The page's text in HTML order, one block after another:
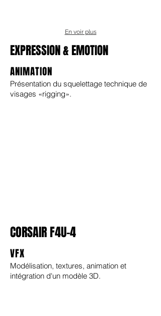
En voir plus
EXPRESSION & EMOTION
ANIMATION
Présentation du squelettage technique de
visages «rigging».
CORSAIR F4U-4
VFX
Modélisation, textures, animation et
intégration d'un modèle 3D.